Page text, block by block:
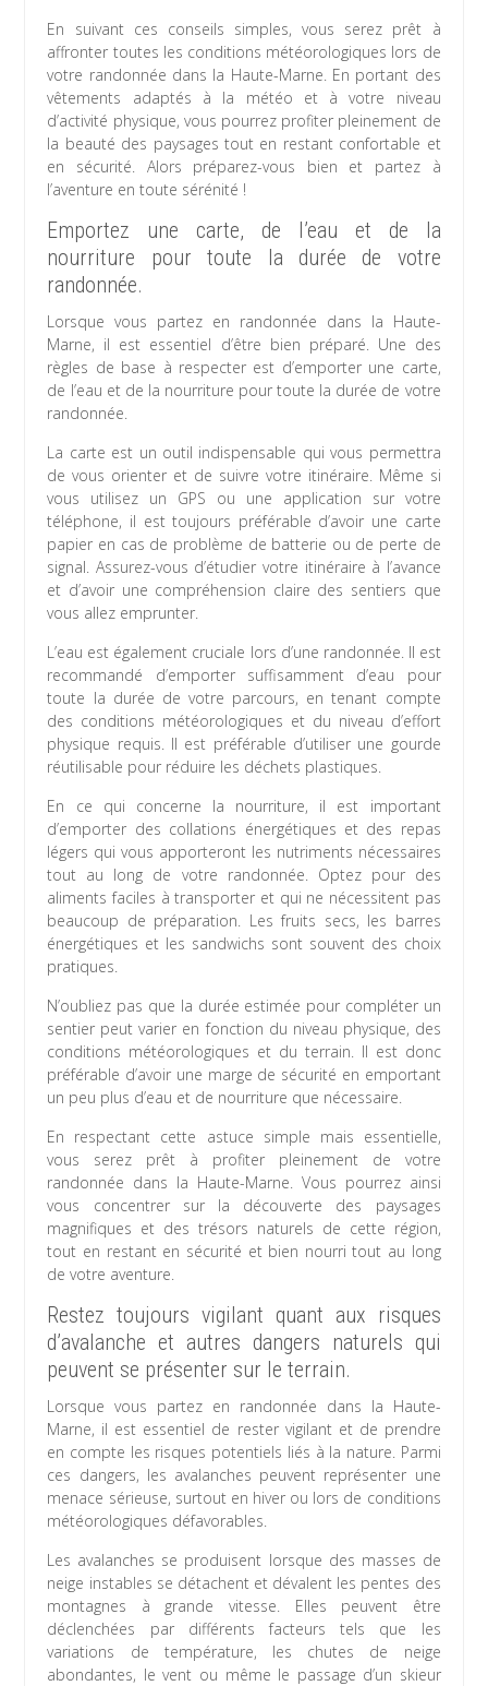
En suivant ces conseils simples, vous serez prêt à
affronter toutes les conditions météorologiques lors de
votre randonnée dans la Haute-Marne. En portant des
vêtements adaptés à la météo et à votre niveau
d’activité physique, vous pourrez profiter pleinement de
la beauté des paysages tout en restant confortable et
en sécurité. Alors préparez-vous bien et partez à
l’aventure en toute sérénité !
Emportez une carte, de l’eau et de la
nourriture pour toute la durée de votre
randonnée.
Lorsque vous partez en randonnée dans la Haute-
Marne, il est essentiel d’être bien préparé. Une des
règles de base à respecter est d’emporter une carte,
de l’eau et de la nourriture pour toute la durée de votre
randonnée.
La carte est un outil indispensable qui vous permettra
de vous orienter et de suivre votre itinéraire. Même si
vous utilisez un GPS ou une application sur votre
téléphone, il est toujours préférable d’avoir une carte
papier en cas de problème de batterie ou de perte de
signal. Assurez-vous d’étudier votre itinéraire à l’avance
et d’avoir une compréhension claire des sentiers que
vous allez emprunter.
L’eau est également cruciale lors d’une randonnée. Il est
recommandé d’emporter suffisamment d’eau pour
toute la durée de votre parcours, en tenant compte
des conditions météorologiques et du niveau d’effort
physique requis. Il est préférable d’utiliser une gourde
réutilisable pour réduire les déchets plastiques.
En ce qui concerne la nourriture, il est important
d’emporter des collations énergétiques et des repas
légers qui vous apporteront les nutriments nécessaires
tout au long de votre randonnée. Optez pour des
aliments faciles à transporter et qui ne nécessitent pas
beaucoup de préparation. Les fruits secs, les barres
énergétiques et les sandwichs sont souvent des choix
pratiques.
N’oubliez pas que la durée estimée pour compléter un
sentier peut varier en fonction du niveau physique, des
conditions météorologiques et du terrain. Il est donc
préférable d’avoir une marge de sécurité en emportant
un peu plus d’eau et de nourriture que nécessaire.
En respectant cette astuce simple mais essentielle,
vous serez prêt à profiter pleinement de votre
randonnée dans la Haute-Marne. Vous pourrez ainsi
vous concentrer sur la découverte des paysages
magnifiques et des trésors naturels de cette région,
tout en restant en sécurité et bien nourri tout au long
de votre aventure.
Restez toujours vigilant quant aux risques
d’avalanche et autres dangers naturels qui
peuvent se présenter sur le terrain.
Lorsque vous partez en randonnée dans la Haute-
Marne, il est essentiel de rester vigilant et de prendre
en compte les risques potentiels liés à la nature. Parmi
ces dangers, les avalanches peuvent représenter une
menace sérieuse, surtout en hiver ou lors de conditions
météorologiques défavorables.
Les avalanches se produisent lorsque des masses de
neige instables se détachent et dévalent les pentes des
montagnes à grande vitesse. Elles peuvent être
déclenchées par différents facteurs tels que les
variations de température, les chutes de neige
abondantes, le vent ou même le passage d’un skieur